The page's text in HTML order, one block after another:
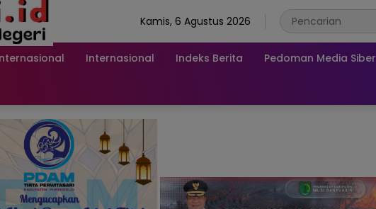
Kamis, 6 Agustus 2026
Internasional Indeks Berita Pedoman Media Siber